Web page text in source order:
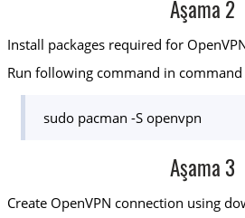
Aşama 2
Install packages required for
Run following command in command
sudo pacman -S openvpn
Aşama 3
Create OpenVPN connection using